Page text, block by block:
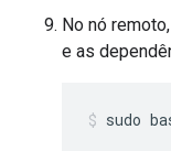
No nó
e as
sudo